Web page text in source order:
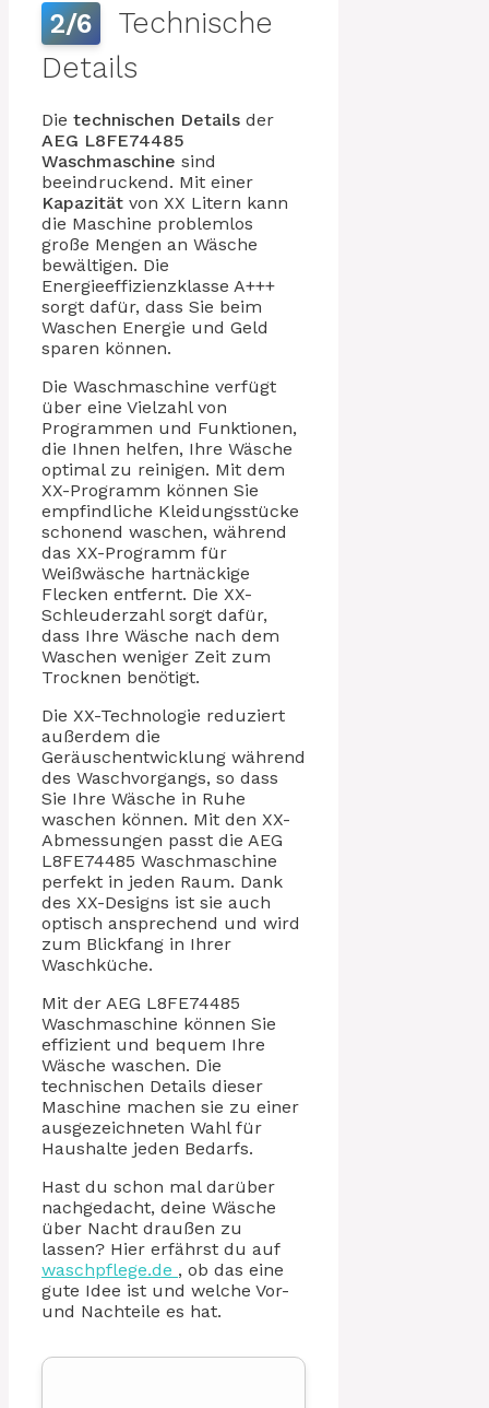
2/6
Technische
Details
Die technischen Details der
AEG L8FE74485
Waschmaschine sind
beeindruckend. Mit einer
Kapazität von XX Litern kann
die Maschine problemlos
große Mengen an Wäsche
bewältigen. Die
Energieeffizienzklasse A+++
sorgt dafür, dass Sie beim
Waschen Energie und Geld
sparen können.
Die Waschmaschine verfügt
über eine Vielzahl von
Programmen und Funktionen,
die Ihnen helfen, Ihre Wäsche
optimal zu reinigen. Mit dem
XX-Programm können Sie
empfindliche Kleidungsstücke
schonend waschen, während
das XX-Programm für
Weißwäsche hartnäckige
Flecken entfernt. Die XX-
Schleuderzahl sorgt dafür,
dass Ihre Wäsche nach dem
Waschen weniger Zeit zum
Trocknen benötigt.
Die XX-Technologie reduziert
außerdem die
Geräuschentwicklung während
des Waschvorgangs, so dass
Sie Ihre Wäsche in Ruhe
waschen können. Mit den XX-
Abmessungen passt die AEG
L8FE74485 Waschmaschine
perfekt in jeden Raum. Dank
des XX-Designs ist sie auch
optisch ansprechend und wird
zum Blickfang in Ihrer
Waschküche.
Mit der AEG L8FE74485
Waschmaschine können Sie
effizient und bequem Ihre
Wäsche waschen. Die
technischen Details dieser
Maschine machen sie zu einer
ausgezeichneten Wahl für
Haushalte jeden Bedarfs.
Hast du schon mal darüber
nachgedacht, deine Wäsche
über Nacht draußen zu
lassen? Hier erfährst du auf
waschpflege.de , ob das eine
gute Idee ist und welche Vor-
und Nachteile es hat.